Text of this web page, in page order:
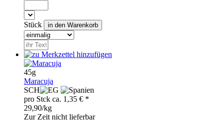
Stück
45g
Maracuja
SCH
pro Stck ca. 1,35 € *
29,90/kg
Zur Zeit nicht lieferbar